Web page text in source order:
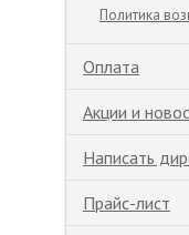
Политика
Оплата
Акции и
Написать
Прайс-лист